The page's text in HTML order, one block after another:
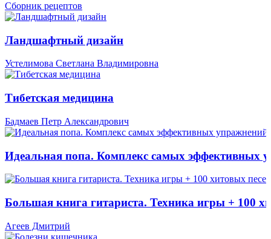
Сборник рецептов
Ландшафтный дизайн
Устелимова Светлана Владимировна
Тибетская медицина
Бадмаев Петр Александрович
Идеальная попа. Комплекс самых эффективных
Большая книга гитариста. Техника игры + 100
Агеев Дмитрий